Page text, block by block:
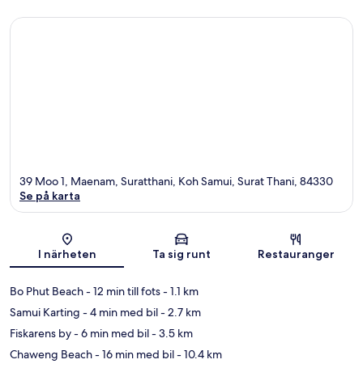
Karta
39 Moo 1, Maenam, Suratthani, Koh Samui, Surat Thani, 84330
Se på karta
I närheten Ta sig runt Restauranger
Bo Phut Beach- 12 min till fots- 1.1 km
Samui Karting - 4 min med bil- 2.7 km
Fiskarens by- 6 min med bil- 3.5 km
Chaweng Beach- 16 min med bil- 10.4 km